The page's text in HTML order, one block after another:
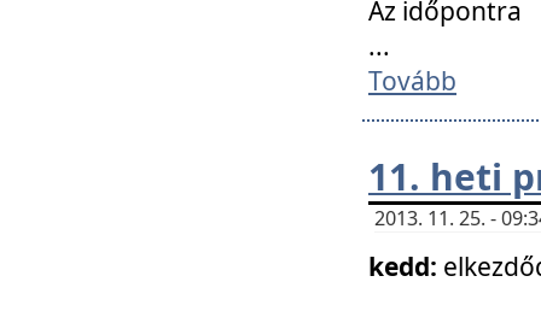
Az időpontra
...
Tovább
11. heti
2013. 11. 25. -
kedd: